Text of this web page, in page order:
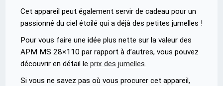
Cet appareil peut également servir de cadeau pour un
passionné du ciel étoilé qui a déjà des petites jumelles !
Pour vous faire une idée plus nette sur la valeur des
APM MS 28×110 par rapport à d’autres, vous pouvez
découvrir en détail le prix des jumelles.
Si vous ne savez pas où vous procurer cet appareil,